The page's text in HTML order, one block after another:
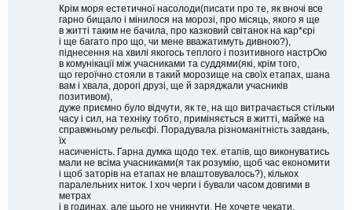
Крім моря естетичної насолоди(писати про те, як вночі все
гарно бищало і мінилося на морозі, про місяць, якого я ще
в житті таким не бачила, про казковий світанок на кар*єрі
і ще багато про що, чи мене вважатимуть дивною?),
піднесення на хвилі якогось теплого і позитивного настрОю
в комунікації між учасниками та суддями(які, крім того,
що героїчно стояли в такий морозище на своїх етапах, шана
вам і хвала, дорогі друзі, ще й заряджали учасників
позитивом),
дуже приємно було відчути, як те, на що витрачається стільки
часу і сил, на техніку тобто, приміняється в житті, майже на
справжньому рельєфі. Порадувала різноманітність завдань,
їх
насиченість. Гарна думка щодо тех. етапів, що виконуватись
мали не всіма учасниками(я так розумію, щоб час економити
і щоб заторів на етапах не влаштовувалось?), кількох
паралельних ниток. І хоч черги і бували часом довгими в
метрах
і в годинах, але цього не уникнути. Не хочете чекати,